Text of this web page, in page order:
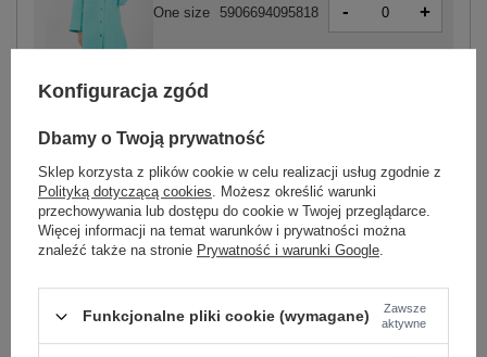
turkusowy
One size 5906694095818 - +
One size 5906694095825 - +
Konfiguracja zgód
Dbamy o Twoją prywatność
Sklep korzysta z plików cookie w celu realizacji usług zgodnie z
Polityką dotyczącą cookies. Możesz określić warunki
przechowywania lub dostępu do cookie w Twojej przeglądarce.
Więcej informacji na temat warunków i prywatności można
znaleźć także na stronie Prywatność i warunki Google.
Funkcjonalne pliki cookie (wymagane)
Zawsze
aktywne